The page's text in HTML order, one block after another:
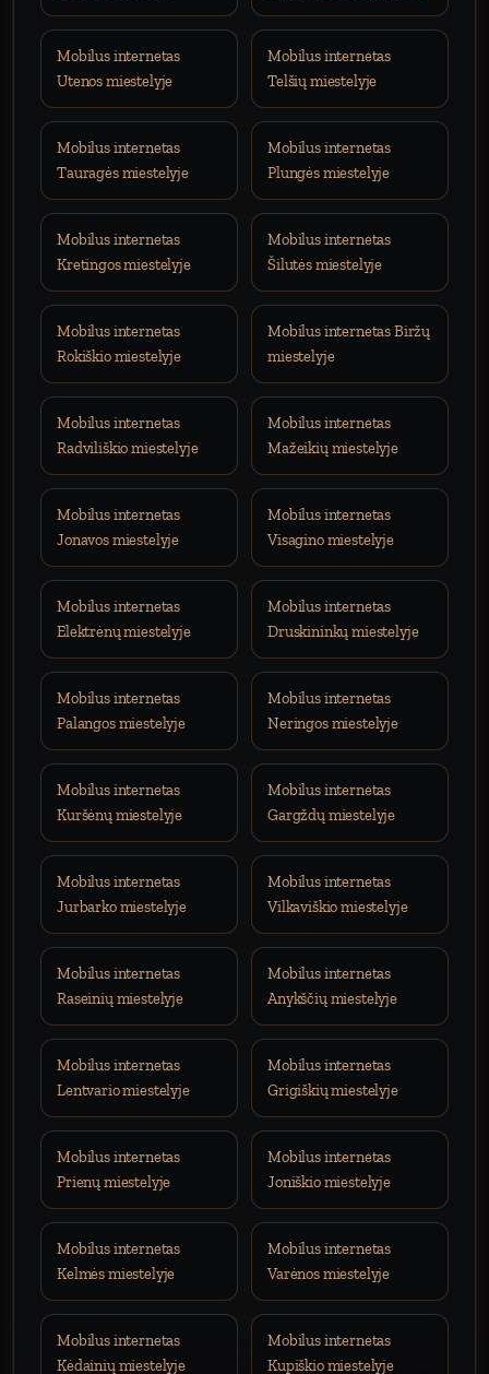
Mobilus internetas
Utenos miestelyje
Mobilus internetas
Telšių miestelyje
Mobilus internetas
Tauragės miestelyje
Mobilus internetas
Plungės miestelyje
Mobilus internetas
Kretingos miestelyje
Mobilus internetas
Šilutės miestelyje
Mobilus internetas
Rokiškio miestelyje
Mobilus internetas Biržų
miestelyje
Mobilus internetas
Radviliškio miestelyje
Mobilus internetas
Mažeikių miestelyje
Mobilus internetas
Jonavos miestelyje
Mobilus internetas
Visagino miestelyje
Mobilus internetas
Elektrėnų miestelyje
Mobilus internetas
Druskininkų miestelyje
Mobilus internetas
Palangos miestelyje
Mobilus internetas
Neringos miestelyje
Mobilus internetas
Kuršėnų miestelyje
Mobilus internetas
Gargždų miestelyje
Mobilus internetas
Jurbarko miestelyje
Mobilus internetas
Vilkaviškio miestelyje
Mobilus internetas
Raseinių miestelyje
Mobilus internetas
Anykščių miestelyje
Mobilus internetas
Lentvario miestelyje
Mobilus internetas
Grigiškių miestelyje
Mobilus internetas
Prienų miestelyje
Mobilus internetas
Joniškio miestelyje
Mobilus internetas
Kelmės miestelyje
Mobilus internetas
Varėnos miestelyje
Mobilus internetas
Kėdainių miestelyje
Mobilus internetas
Kupiškio miestelyje